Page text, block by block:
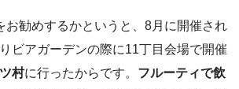
お勧めするかというと、8月に開催され
ビアガーデンの際に11丁目会場で開催
村に行ったからです。 フルーティで飲